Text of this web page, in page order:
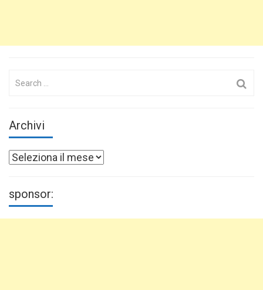
Archivi
Archivi
sponsor: